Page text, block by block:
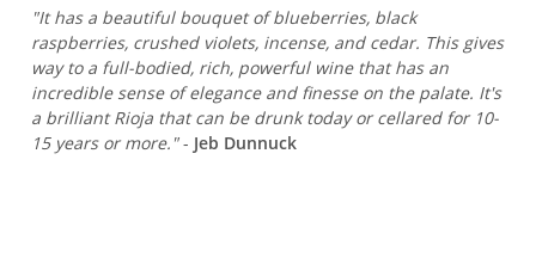
"It has a beautiful bouquet of blueberries, black
raspberries, crushed violets, incense, and cedar. This gives
way to a full-bodied, rich, powerful wine that has an
incredible sense of elegance and finesse on the palate. It's
a brilliant Rioja that can be drunk today or cellared for 10-
15 years or more."- Jeb Dunnuck